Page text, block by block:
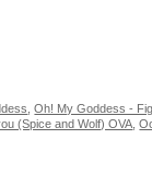
,Oh! My Goddess -
(Spice and Wolf) OVA ,